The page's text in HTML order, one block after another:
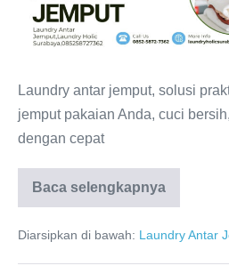
0821-
4231-
Laundry
Holic
Surabaya
Laundry antar jemput, solusi
jemput pakaian Anda, cuci
dengan cepat
Baca selengkapnya
0821-
4231-
Diarsipkan di bawah: Laundry Antar